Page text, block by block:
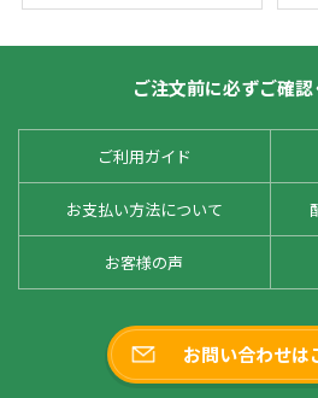
ご注文前に必ずご確
ご利用ガイド
お支払い方法について
お客様の声
お問い合わせは